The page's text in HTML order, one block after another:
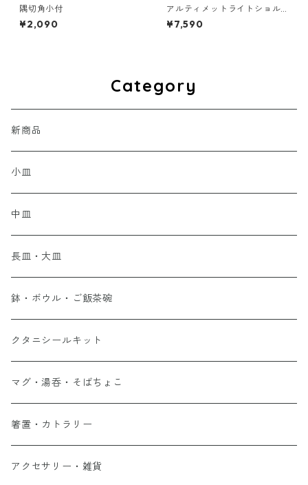
隅切角小付
¥2,090
アルティメットライトショル
ダーバッグ ミニ [梅]
¥7,590
Category
新商品
小皿
中皿
長皿・大皿
鉢・ボウル・ご飯茶碗
クタニシールキット
マグ・湯呑・そばちょこ
箸置・カトラリー
アクセサリー・雑貨